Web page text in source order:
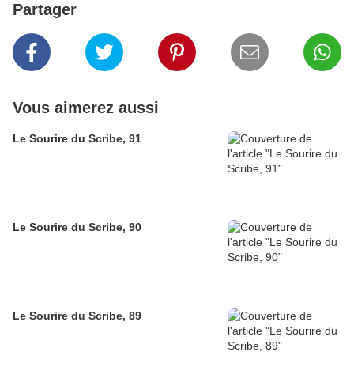
Partager
Vous aimerez aussi
Le Sourire du Scribe, 91
Le Sourire du Scribe, 90
Le Sourire du Scribe, 89